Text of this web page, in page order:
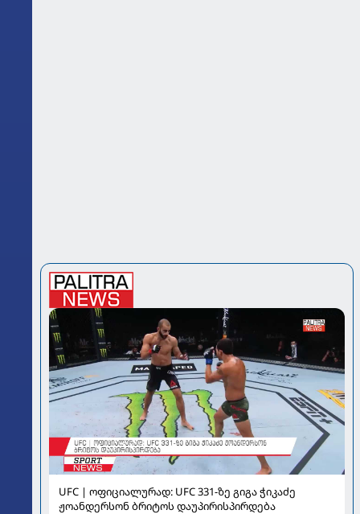
UFC | ოფიციალურად: UFC 331-ზე გიგა ჭიკაძე
ჟოანდერსონ ბრიტოს დაუპირისპირდება